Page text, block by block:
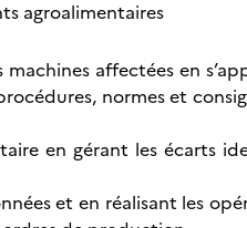
agroalimentaires
affectées en
normes et
en gérant les écarts
et en réalisant les